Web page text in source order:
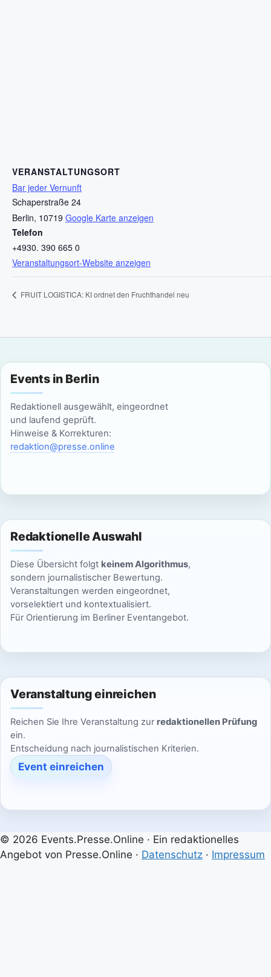
VERANSTALTUNGSORT
Bar jeder Vernunft
Schaperstraße 24
Berlin, 10719 Google Karte anzeigen
Telefon
+4930. 390 665 0
Veranstaltungsort-Website anzeigen
FRUIT LOGISTICA: KI ordnet den Fruchthandel neu
Events in Berlin
Redaktionell ausgewählt, eingeordnet
und laufend geprüft.
Hinweise & Korrekturen:
redaktion@presse.online
Redaktionelle Auswahl
Diese Übersicht folgt keinem Algorithmus,
sondern journalistischer Bewertung.
Veranstaltungen werden eingeordnet,
vorselektiert und kontextualisiert.
Für Orientierung im Berliner Eventangebot.
Veranstaltung einreichen
Reichen Sie Ihre Veranstaltung zur redaktionellen Prüfung
ein.
Entscheidung nach journalistischen Kriterien.
Event einreichen
© 2026 Events.Presse.Online · Ein redaktionelles
Angebot von Presse.Online · Datenschutz · Impressum